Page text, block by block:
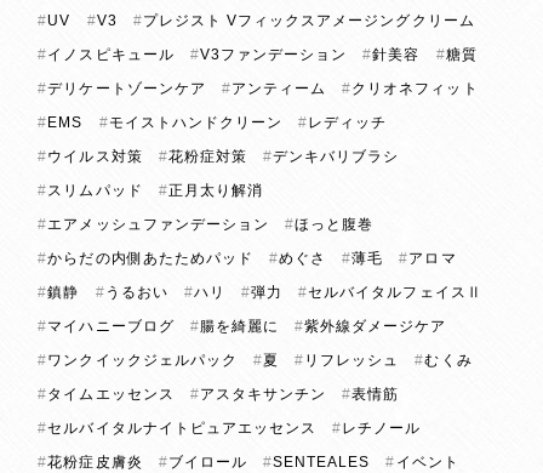
UV V3
プレジスト Vフィックスアメージングクリーム
イノスピキュール
V3ファンデーション 針美容
糖質
デリケートゾーンケア
アンティーム
クリオネフィット
EMS
モイストハンドクリーン
レディッチ
ウイルス対策
花粉症対策
デンキバリブラシ
スリムパッド
正月太り解消
エアメッシュファンデーション
ほっと腹巻
からだの内側あたためパッド
めぐさ 薄毛
アロマ
鎮静
うるおい ハリ 弾力
セルバイタルフェイスⅡ
マイハニーブログ
腸を綺麗に
紫外線ダメージケア
ワンクイックジェルパック
夏 リフレッシュ
むくみ
タイムエッセンス
アスタキサンチン
表情筋
セルバイタルナイトピュアエッセンス
レチノール
花粉症皮膚炎
ブイロール SENTEALES
イベント